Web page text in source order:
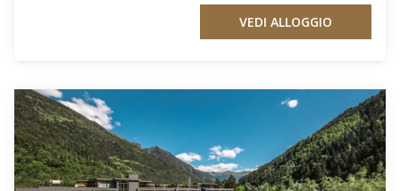
VEDI ALLOGGIO